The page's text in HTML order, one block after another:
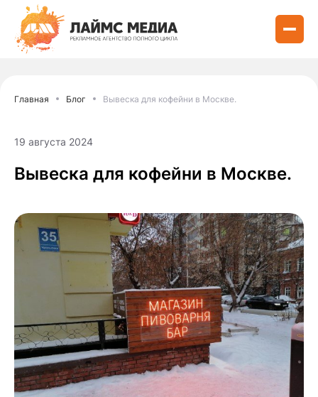
Главная Блог Вывеска для кофейни в Москве.
19 августа 2024
Вывеска для кофейни в Москве.